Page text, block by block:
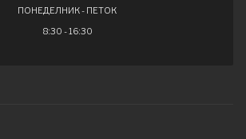
ПОНЕДЕЛНИК - ПЕТОК
8:30 - 16:30